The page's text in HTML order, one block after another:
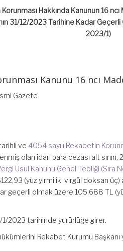
Hakkında Kanunun 16
31/12/2023 Tarihine Kadar
2023/1)
Kanunu 16 ncı
Gazete
ve 4054 sayılı Rekabetin
olan idari para cezası alt
Usul Kanunu Genel Tebliği (Sıra
(yüz yirmi iki virgül doksan
geçerli olmak üzere 105.688 TL (
1/2023 tarihinde yürürlüğe girer.
Rekabet Kurumu Başkanı